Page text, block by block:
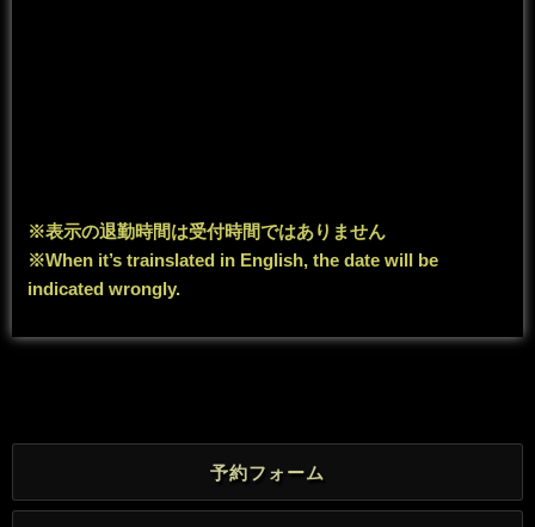
※表示の退勤時間は受付時間ではありません
※When it’s trainslated in English, the date will be
indicated wrongly.
予約フォーム